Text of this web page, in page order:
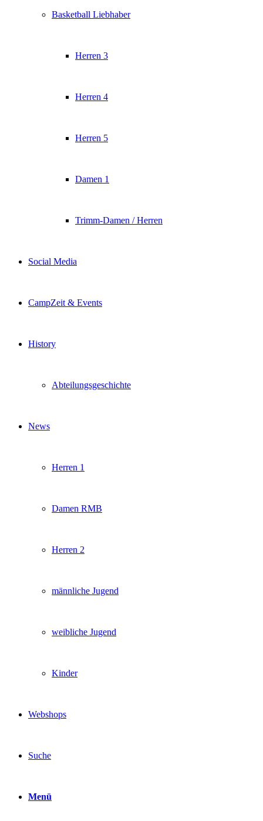
Basketball Liebhaber
Herren 3
Herren 4
Herren 5
Damen 1
Trimm-Damen / Herren
Social Media
CampZeit & Events
History
Abteilungsgeschichte
News
Herren 1
Damen RMB
Herren 2
männliche Jugend
weibliche Jugend
Kinder
Webshops
Suche
Menü